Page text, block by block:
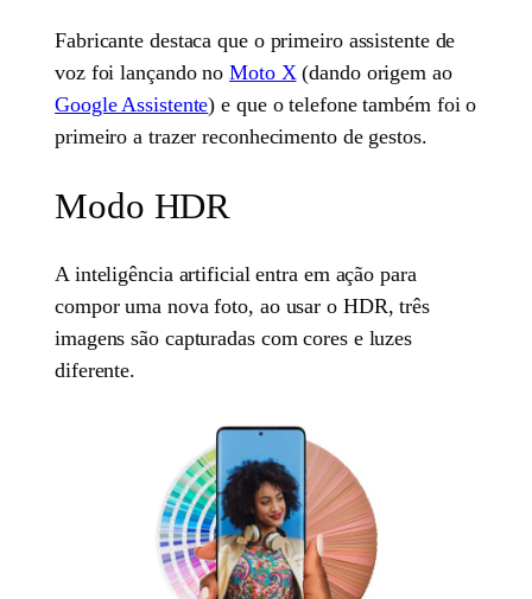
Fabricante destaca que o primeiro assistente de
voz foi lançando noMoto X (dando origem ao
Google Assistente) e que o telefone também foi o
primeiro a trazer reconhecimento de gestos.
Modo HDR
A inteligência artificial entra em ação para
compor uma nova foto, ao usar o HDR, três
imagens são capturadas com cores e luzes
diferente.